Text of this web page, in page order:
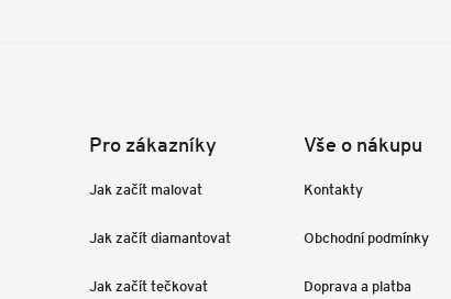
Pro zákazníky
Jak začít malovat
Jak začít diamantovat
Jak začít tečkovat
Vše o nákupu
Kontakty
Obchodní podmínky
Doprava a platba